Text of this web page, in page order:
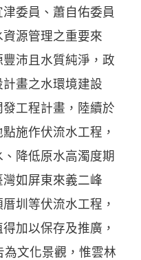
委員、蕭自佑委員
源管理之重要來
沛且水質純淨，政
畫之水環境建設
工程計畫，陸續於
施作伏流水工程，
降低原水高濁度期
如屏東來義二峰
圳等伏流水工程，
加以保存及推廣，
為文化景觀，惟雲林